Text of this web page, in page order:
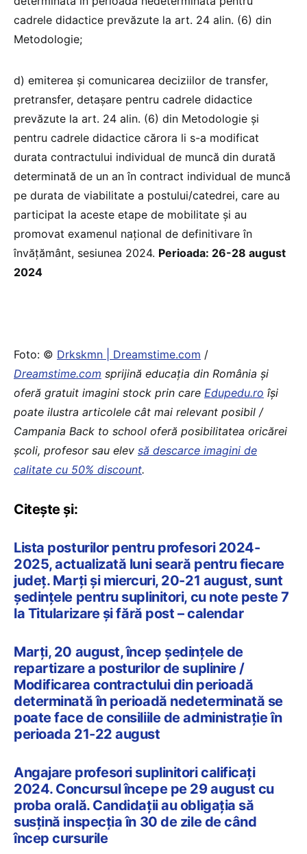
cadrele didactice prevăzute la art. 24 alin. (6) din
Metodologie;
d) emiterea şi comunicarea deciziilor de transfer,
pretransfer, detaşare pentru cadrele didactice
prevăzute la art. 24 alin. (6) din Metodologie şi
pentru cadrele didactice cărora li s-a modificat
durata contractului individual de muncă din durată
determinată de un an în contract individual de muncă
pe durata de viabilitate a postului/catedrei, care au
participat la aceste etape de mobilitate şi au
promovat examenul naţional de definitivare în
învăţământ, sesiunea 2024. Perioada: 26-28 august
2024
Foto: © Drkskmn | Dreamstime.com /
Dreamstime.com sprijină educaţia din România şi
oferă gratuit imagini stock prin care Edupedu.ro îşi
poate ilustra articolele cât mai relevant posibil /
Campania Back to school oferă posibilitatea oricărei
școli, profesor sau elev să descarce imagini de
calitate cu 50% discount.
Citește și:
Lista posturilor pentru profesori 2024-
2025, actualizată luni seară pentru fiecare
județ. Marți și miercuri, 20-21 august, sunt
ședințele pentru suplinitori, cu note peste 7
la Titularizare și fără post – calendar
Marți, 20 august, încep ședințele de
repartizare a posturilor de suplinire /
Modificarea contractului din perioadă
determinată în perioadă nedeterminată se
poate face de consiliile de administrație în
perioada 21-22 august
Angajare profesori suplinitori calificați
2024. Concursul începe pe 29 august cu
proba orală. Candidații au obligația să
susțină inspecția în 30 de zile de când
încep cursurile